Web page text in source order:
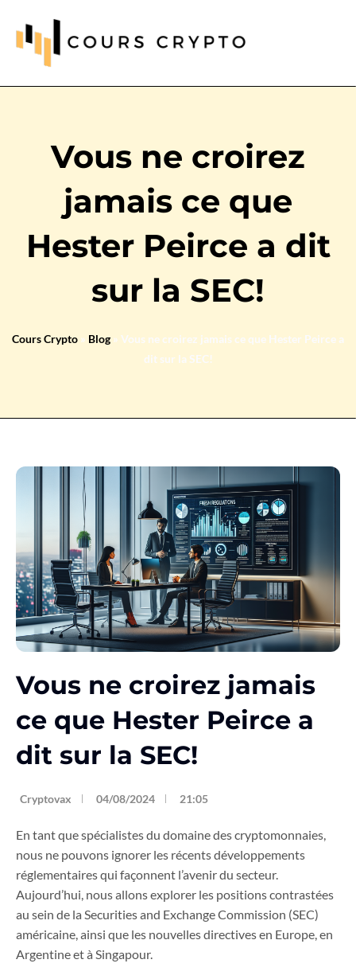
Vous ne croirez
jamais ce que
Hester Peirce a dit
sur la SEC!
Cours Crypto » Blog » Vous ne croirez jamais ce que Hester Peirce a
dit sur la SEC!
Vous ne croirez jamais
ce que Hester Peirce a
dit sur la SEC!
Cryptovax 04/08/2024 21:05
En tant que spécialistes du domaine des cryptomonnaies,
nous ne pouvons ignorer les récents développements
réglementaires qui façonnent l’avenir du secteur.
Aujourd’hui, nous allons explorer les positions contrastées
au sein de la Securities and Exchange Commission (SEC)
américaine, ainsi que les nouvelles directives en Europe, en
Argentine et à Singapour.